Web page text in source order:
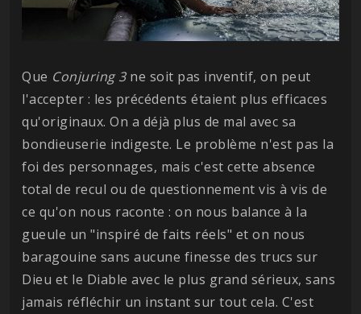
Que Conjuring 3ne soit pas inventif, on peut
l'accepter : les précédents étaient plus efficaces
qu'originaux. On a déjà plus de mal avec sa
bondieuserie indigeste. Le problème n'est pas la
foi des personnages, mais c'est cette absence
total de recul ou de questionnement vis à vis de
ce qu'on nous raconte : on nous balance à la
gueule un "inspiré de faits réels" et on nous
baragouine sans aucune finesse des trucs sur
Dieu et le Diable avec le plus grand sérieux, sans
jamais réfléchir un instant sur tout cela. C'est